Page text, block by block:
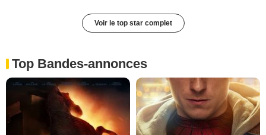
Voir le top star complet
Top Bandes-annonces